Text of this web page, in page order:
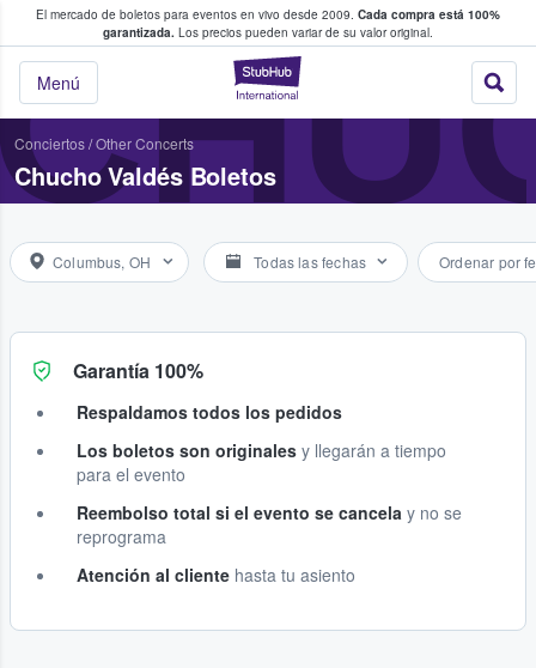
El mercado de boletos para eventos en vivo desde 2009. Cada compra está 100%
garantizada. Los precios pueden variar de su valor original.
StubHub: donde
Menú
fans compran y venden boletos
Conciertos/Other Concerts
Chucho Valdés Boletos
Columbus, OH Todas las fechas Ordenar por
Garantía 100%
Respaldamos todos los pedidos
Los boletos son originales y llegarán a tiempo
para el evento
Reembolso total si el evento se cancela y no se
reprograma
Atención al cliente hasta tu asiento